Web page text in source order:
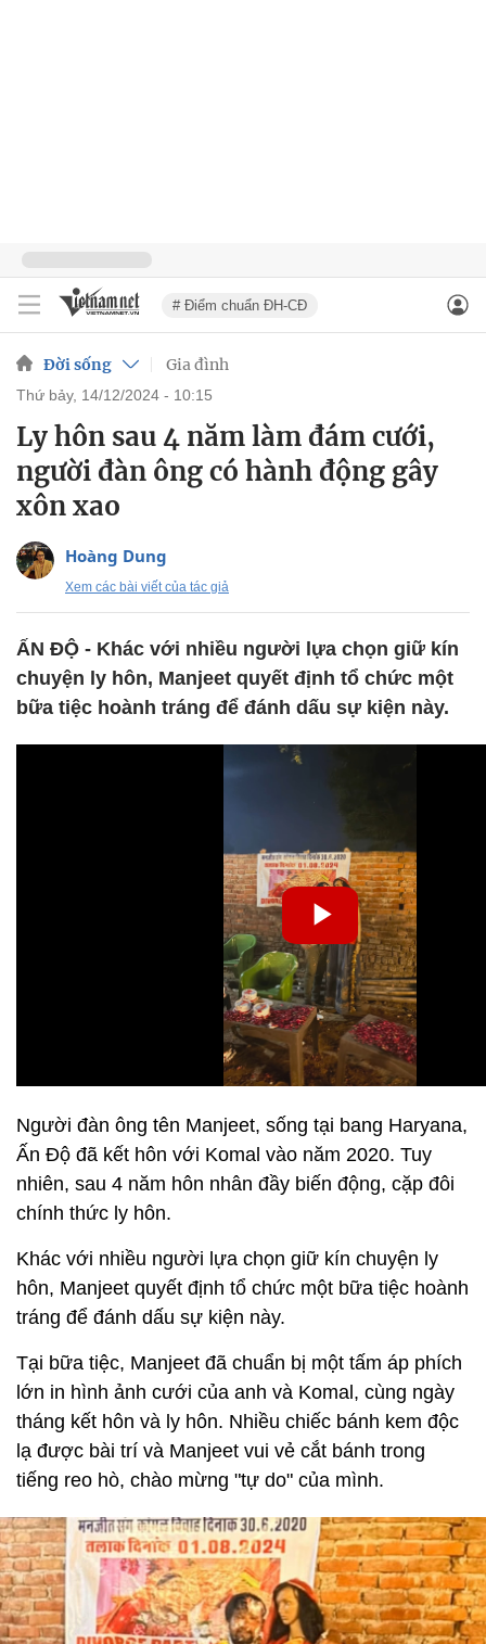
# Điểm chuẩn ĐH-CĐ
Đời sống Gia đình
thứ bảy, 14/12/2024 - 10:15
Ly hôn sau 4 năm làm đám cưới,
người đàn ông có hành động gây
xôn xao
Hoàng Dung
Xem các bài viết của tác giả
ẤN ĐỘ - Khác với nhiều người lựa chọn giữ kín
chuyện ly hôn, Manjeet quyết định tổ chức một
bữa tiệc hoành tráng để đánh dấu sự kiện này.
Người đàn ông tên Manjeet, sống tại bang Haryana,
Ấn Độ đã kết hôn với Komal vào năm 2020. Tuy
nhiên, sau 4 năm hôn nhân đầy biến động, cặp đôi
chính thức ly hôn.
Khác với nhiều người lựa chọn giữ kín chuyện ly
hôn, Manjeet quyết định tổ chức một bữa tiệc hoành
tráng để đánh dấu sự kiện này.
Tại bữa tiệc, Manjeet đã chuẩn bị một tấm áp phích
lớn in hình ảnh cưới của anh và Komal, cùng ngày
tháng kết hôn và ly hôn. Nhiều chiếc bánh kem độc
lạ được bài trí và Manjeet vui vẻ cắt bánh trong
tiếng reo hò, chào mừng "tự do" của mình.